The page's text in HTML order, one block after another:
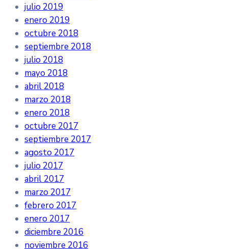
julio 2019
enero 2019
octubre 2018
septiembre 2018
julio 2018
mayo 2018
abril 2018
marzo 2018
enero 2018
octubre 2017
septiembre 2017
agosto 2017
julio 2017
abril 2017
marzo 2017
febrero 2017
enero 2017
diciembre 2016
noviembre 2016